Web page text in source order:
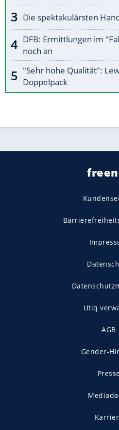
Die spektakulärsten
DFB: Ermittlungen im
noch an
"Sehr hohe Qualität":
Doppelpack
Utiq
AGB
Gender-